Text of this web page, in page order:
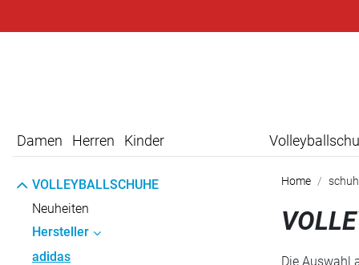
Damen Herren Kinder
VOLLEYBALLSCHUHE
Neuheiten
Hersteller
adidas
Home
Die Auswahl